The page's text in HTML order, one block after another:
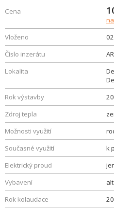
Cena
Vloženo
Číslo inzerátu
Lokalita
Rok výstavby
Zdroj tepla
Možnosti využití
Současné využití
k
Elektrický proud
Vybavení
Rok kolaudace